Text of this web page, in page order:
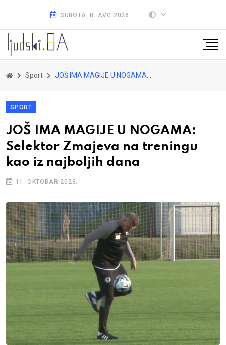
SUBOTA, 8. AVG 2026.
Sport JOŠ IMA MAGIJE U NOGAMA: Selektor Zmajeva na treningu kao iz najboljih dana
SPORT
JOŠ IMA MAGIJE U NOGAMA:
Selektor Zmajeva na treningu
kao iz najboljih dana
11. OKTOBAR 2023.